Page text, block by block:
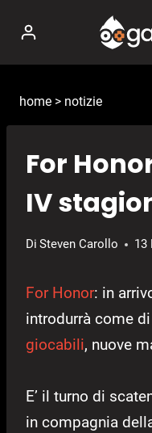
contenuto
home > notizie
For
IV
Di Steven Carollo 13
For Honor: in
introdurrà come
giocabili, nuove
E’ il turno di
in compagnia